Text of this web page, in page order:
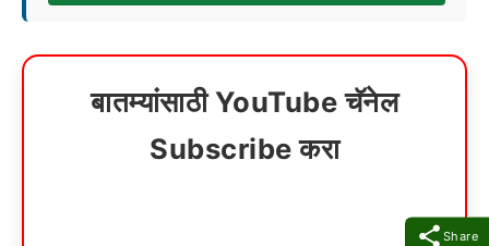
Share
बातम्यांसाठी YouTube चॅनेल
Subscribe करा